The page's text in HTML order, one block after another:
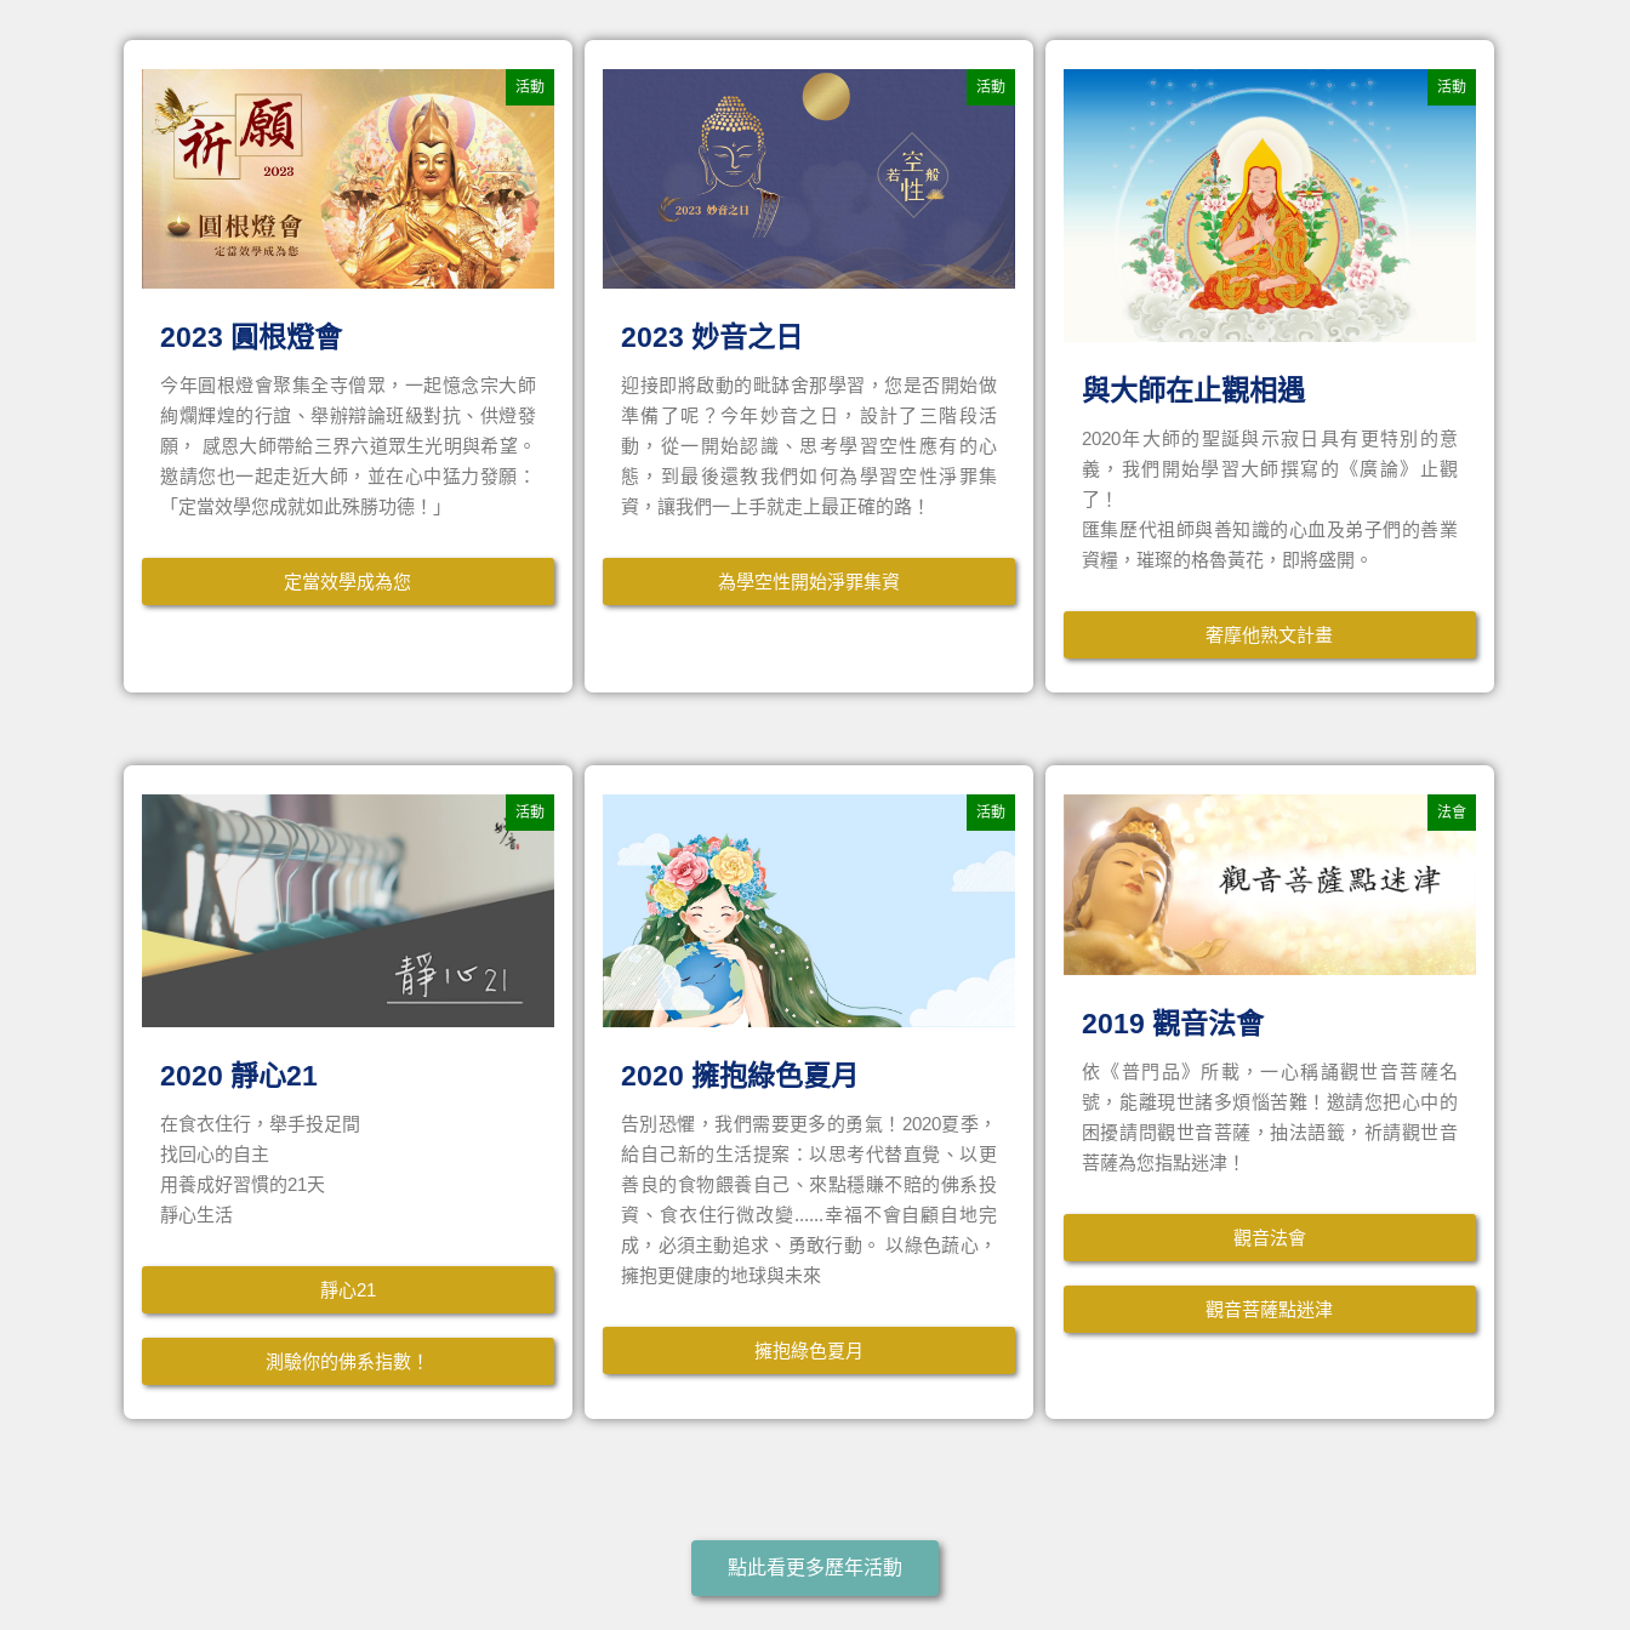
2023 圓根燈會
今年圓根燈會聚集全寺僧眾，一起憶念宗大師
絢爛輝煌的行誼、舉辦辯論班級對抗、供燈發
願， 感恩大師帶給三界六道眾生光明與希望。
邀請您也一起走近大師，並在心中猛力發願：
「定當效學您成就如此殊勝功德！」
活動
定當效學成為您
2023 妙音之日
迎接即將啟動的毗缽舍那學習，您是否開始做
準備了呢？今年妙音之日，設計了三階段活
動，從一開始認識、思考學習空性應有的心
態，到最後還教我們如何為學習空性淨罪集
資，讓我們一上手就走上最正確的路！
活動
為學空性開始淨罪集資
與大師在止觀相遇
2020年大師的聖誕與示寂日具有更特別的意
義，我們開始學習大師撰寫的《廣論》止觀
了！
匯集歷代祖師與善知識的心血及弟子們的善業
資糧，璀璨的格魯黃花，即將盛開。
活動
奢摩他熟文計畫
2020 靜心21
在食衣住行，舉手投足間
找回心的自主
用養成好習慣的21天
靜心生活
活動
靜心21
測驗你的佛系指數！
2020 擁抱綠色夏月
告別恐懼，我們需要更多的勇氣！2020夏季，
給自己新的生活提案：以思考代替直覺、以更
善良的食物餵養自己、來點穩賺不賠的佛系投
資、食衣住行微改變......幸福不會自顧自地完
成，必須主動追求、勇敢行動。 以綠色蔬心，
擁抱更健康的地球與未來
活動
擁抱綠色夏月
2019 觀音法會
依《普門品》所載，一心稱誦觀世音菩薩名
號，能離現世諸多煩惱苦難！邀請您把心中的
困擾請問觀世音菩薩，抽法語籤，祈請觀世音
菩薩為您指點迷津！
法會
觀音法會
觀音菩薩點迷津
點此看更多歷年活動